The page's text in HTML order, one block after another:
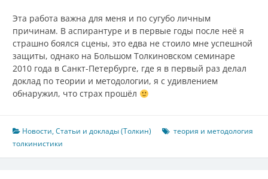
Эта работа важна для меня и по сугубо личным
причинам. В аспирантуре и в первые годы после неё я
страшно боялся сцены, это едва не стоило мне успешной
защиты, однако на Большом Толкиновском семинаре
2010 года в Санкт-Петербурге, где я в первый раз делал
доклад по теории и методологии, я с удивлением
обнаружил, что страх прошёл
Новости,Статьи и доклады (Толкин)
теория и методология
толкинистики